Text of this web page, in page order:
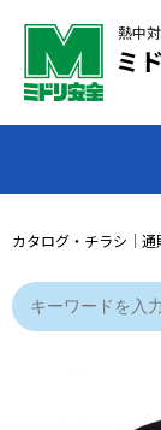
熱中
ミ
カタログ・チラシ ｜ 通